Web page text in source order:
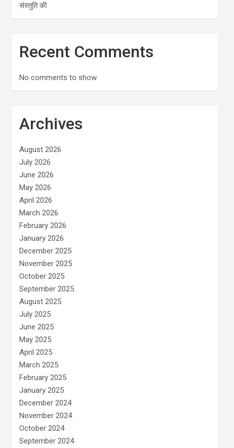
संस्तुति की
Recent Comments
No comments to show.
Archives
August 2026
July 2026
June 2026
May 2026
April 2026
March 2026
February 2026
January 2026
December 2025
November 2025
October 2025
September 2025
August 2025
July 2025
June 2025
May 2025
April 2025
March 2025
February 2025
January 2025
December 2024
November 2024
October 2024
September 2024